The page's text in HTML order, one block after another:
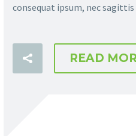
consequat ipsum, nec
READ